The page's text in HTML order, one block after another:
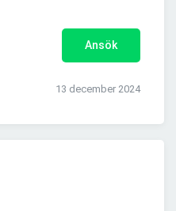
Ansök
13 december 2024